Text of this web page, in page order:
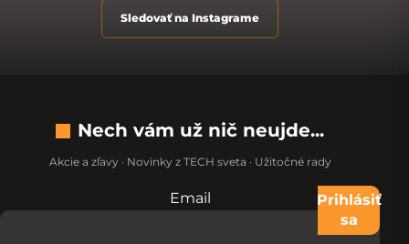
Sledovať na Instagrame
Nech vám už nič neujde...
Akcie a zľavy · Novinky z TECH sveta · Užitočné rady
Nevypĺňajte toto pole:
Email
Prihlásiť
sa